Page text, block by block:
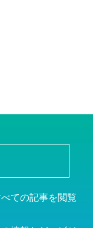
ての記事を閲覧